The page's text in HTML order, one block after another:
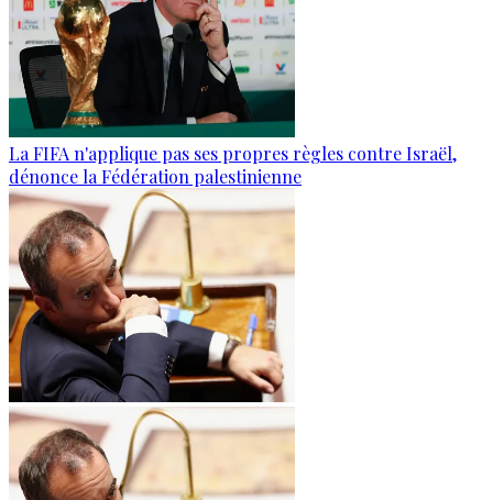
La FIFA n'applique pas ses propres règles contre Israël,
dénonce la Fédération palestinienne